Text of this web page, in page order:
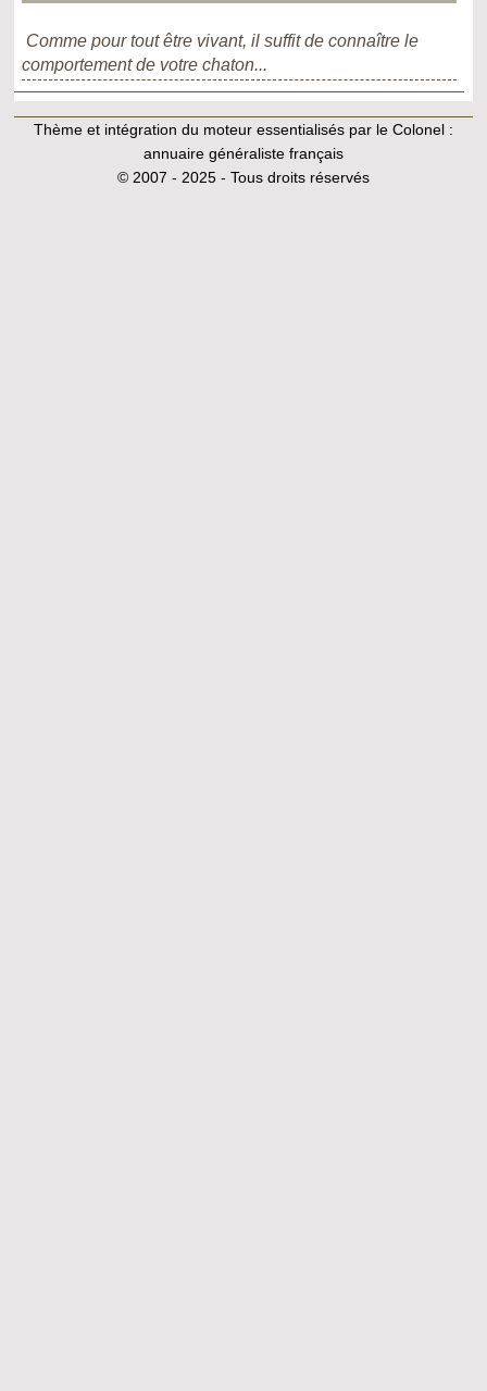
Comme pour tout être vivant, il suffit de connaître le
comportement de votre chaton...
Thème et intégration du moteur essentialisés par le Colonel :
annuaire généraliste français
© 2007 - 2025 - Tous droits réservés